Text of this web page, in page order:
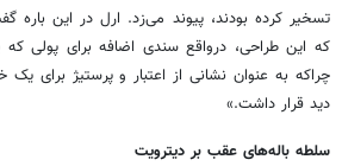
تسخیر کرده بودند، پیوند می‌زد. ارل در این باره
که این طراحی، درواقع سندی اضافه برای پولی
چراکه به عنوان نشانی از اعتبار و پرستیژ برای
دید قرار داشت.»
سلطه باله‌های عقب بر دیترویت